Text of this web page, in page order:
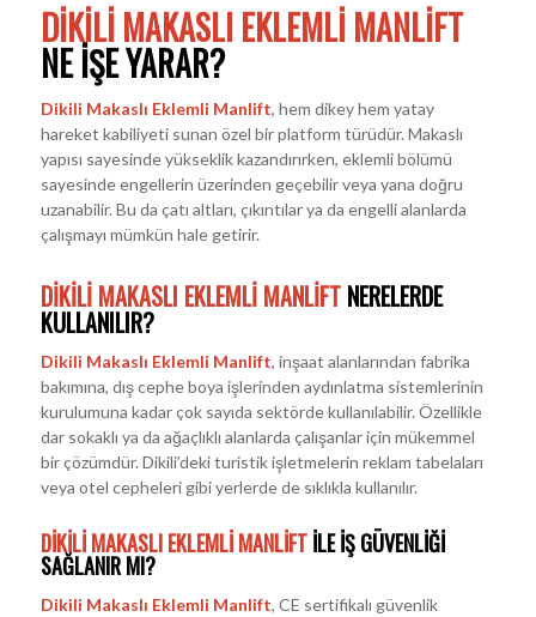
DIKILI MAKASLI EKLEMLI MANLIFT
NE İŞE YARAR?
Dikili Makaslı Eklemli Manlift, hem dikey hem yatay
hareket kabiliyeti sunan özel bir platform türüdür. Makaslı
yapısı sayesinde yükseklik kazandırırken, eklemli bölümü
sayesinde engellerin üzerinden geçebilir veya yana doğru
uzanabilir. Bu da çatı altları, çıkıntılar ya da engelli alanlarda
çalışmayı mümkün hale getirir.
DIKILI MAKASLI EKLEMLI MANLIFTNERELERDE
KULLANILIR?
Dikili Makaslı Eklemli Manlift, inşaat alanlarından fabrika
bakımına, dış cephe boya işlerinden aydınlatma sistemlerinin
kurulumuna kadar çok sayıda sektörde kullanılabilir. Özellikle
dar sokaklı ya da ağaçlıklı alanlarda çalışanlar için mükemmel
bir çözümdür. Dikili’deki turistik işletmelerin reklam tabelaları
veya otel cepheleri gibi yerlerde de sıklıkla kullanılır.
DIKILI MAKASLI EKLEMLI MANLIFTILE İŞ GÜVENLIĞI
SAĞLANIR MI?
Dikili Makaslı Eklemli Manlift, CE sertifikalı güvenlik